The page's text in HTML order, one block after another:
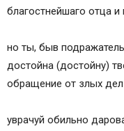
благостнейшаго отца и
но ты, быв
достойна (достойну)
обращение от злых
уврачуй обильно